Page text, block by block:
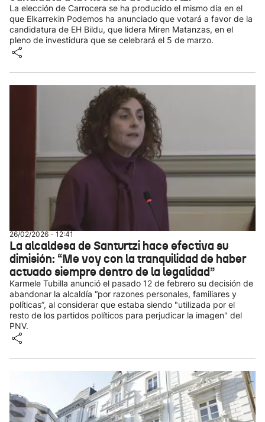
La elección de Carrocera se ha producido el mismo día en el
que Elkarrekin Podemos ha anunciado que votará a favor de la
candidatura de EH Bildu, que lidera Miren Matanzas, en el
pleno de investidura que se celebrará el 5 de marzo.
26/02/2026 - 12:41
La alcaldesa de Santurtzi hace efectiva su
dimisión: “Me voy con la tranquilidad de haber
actuado siempre dentro de la legalidad”
Karmele Tubilla anunció el pasado 12 de febrero su decisión de
abandonar la alcaldía “por razones personales, familiares y
políticas”, al considerar que estaba siendo "utilizada por el
resto de los partidos políticos para perjudicar la imagen" del
PNV.